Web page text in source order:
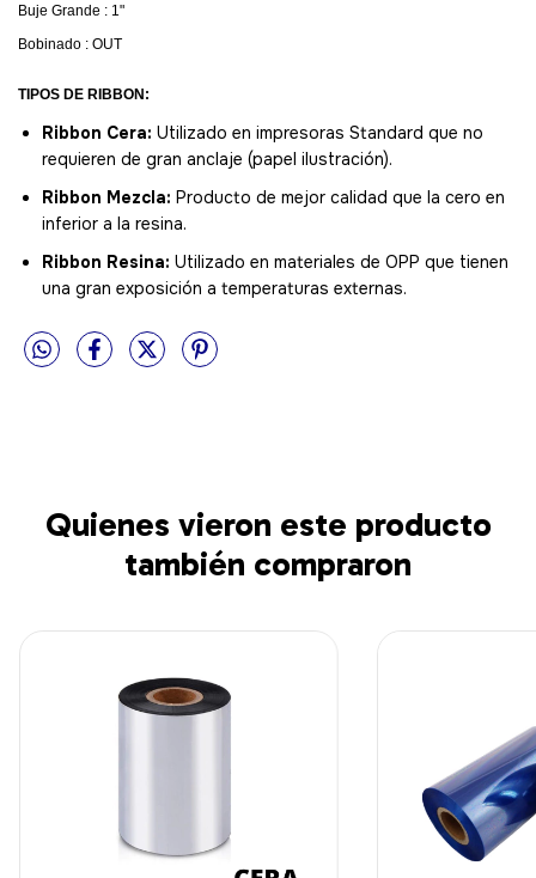
Buje Grande : 1"
Bobinado : OUT
TIPOS DE RIBBON:
Ribbon Cera: Utilizado en impresoras Standard que no
requieren de gran anclaje (papel ilustración).
Ribbon Mezcla: Producto de mejor calidad que la cero en
inferior a la resina.
Ribbon Resina: Utilizado en materiales de OPP que tienen
una gran exposición a temperaturas externas.
Quienes vieron este producto
también compraron